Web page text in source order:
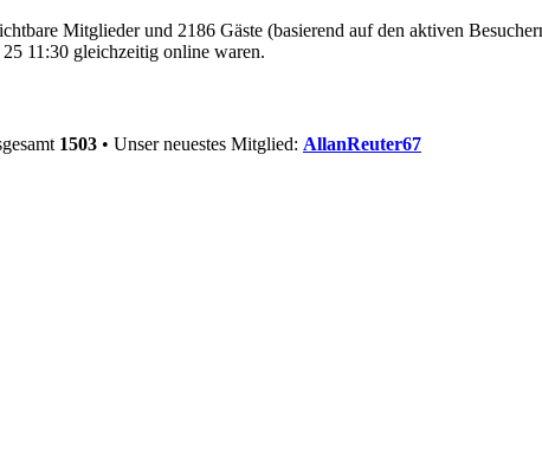
Mitglieder und 2186 Gäste (basierend auf den aktiven
11:30 gleichzeitig online waren.
1503 • Unser neuestes Mitglied: AllanReuter67